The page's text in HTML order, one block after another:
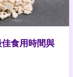
食用時間與